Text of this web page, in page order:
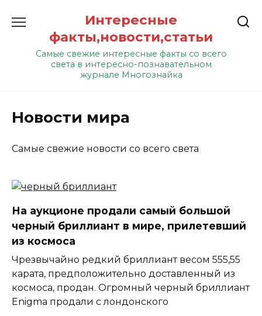
содержанию
Интересные
факты,новости,статьи
Самые свежие интересные факты со всего
света в интересно-познавательном
журнале Многознайка
Новости мира
Самые свежие новости со всего света
На аукционе продали самый большой
черный бриллиант в мире, прилетевший
из космоса
Чрезвычайно редкий бриллиант весом 555,55
карата, предположительно доставленный из
космоса, продан. Огромный черный бриллиант
Enigma продали с лондонского